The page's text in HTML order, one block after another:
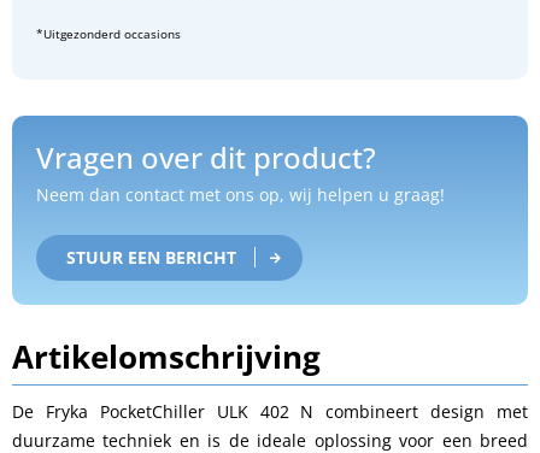
*Uitgezonderd occasions
Vragen over dit product?
Neem dan contact met ons op, wij helpen u graag!
STUUR EEN BERICHT
Artikelomschrijving
De Fryka PocketChiller ULK 402 N combineert design met
duurzame techniek en is de ideale oplossing voor een breed